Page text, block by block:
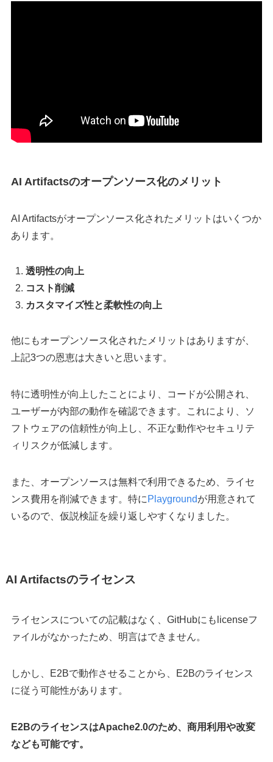
AI Artifactsのオープンソース化のメリット
AI Artifactsがオープンソース化されたメリットはいくつか
あります。
透明性の向上
コスト削減
カスタマイズ性と柔軟性の向上
他にもオープンソース化されたメリットはありますが、
上記3つの恩恵は大きいと思います。
特に透明性が向上したことにより、コードが公開され、
ユーザーが内部の動作を確認できます。これにより、ソ
フトウェアの信頼性が向上し、不正な動作やセキュリテ
ィリスクが低減します。
また、オープンソースは無料で利用できるため、ライセ
ンス費用を削減できます。特に Playgroundが用意されて
いるので、仮説検証を繰り返しやすくなりました。
AI Artifactsのライセンス
ライセンスについての記載はなく、GitHubにもlicenseフ
ァイルがなかったため、明言はできません。
しかし、E2Bで動作させることから、E2Bのライセンス
に従う可能性があります。
E2BのライセンスはApache2.0のため、商用利用や改変
なども可能です。